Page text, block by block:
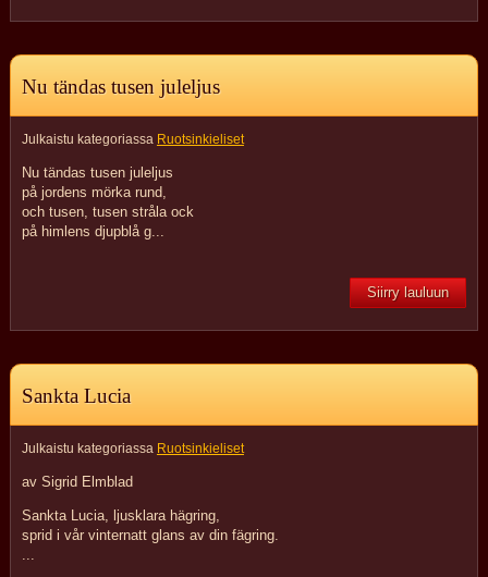
Nu tändas tusen juleljus
Julkaistu kategoriassa Ruotsinkieliset
Nu tändas tusen juleljus
på jordens mörka rund,
och tusen, tusen stråla ock
på himlens djupblå g...
Siirry lauluun
Sankta Lucia
Julkaistu kategoriassa Ruotsinkieliset
av Sigrid Elmblad
Sankta Lucia, ljusklara hägring,
sprid i vår vinternatt glans av din fägring.
...